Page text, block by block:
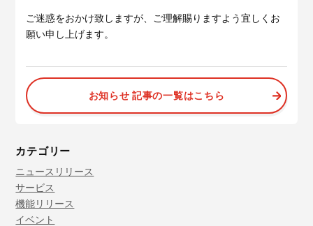
ご迷惑をおかけ致しますが、ご理解賜りますよう宜しくお
願い申し上げます。
お知らせ 記事の一覧はこちら
カテゴリー
ニュースリリース
サービス
機能リリース
イベント